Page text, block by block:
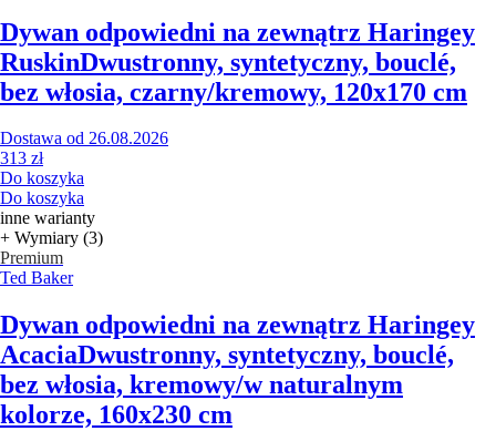
Dywan odpowiedni na zewnątrz Haringey
RuskinDwustronny, syntetyczny, bouclé,
bez włosia, czarny/kremowy, 120x170 cm
Dostawa od 26.08.2026
313 zł
Do koszyka
Do koszyka
inne warianty
+ Wymiary (3)
Premium
Ted Baker
Dywan odpowiedni na zewnątrz Haringey
AcaciaDwustronny, syntetyczny, bouclé,
bez włosia, kremowy/w naturalnym
kolorze, 160x230 cm